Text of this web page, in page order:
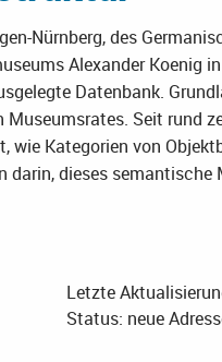
Nürnberg, des
Alexander Koenig
Datenbank.
Seit rund
Kategorien von
dieses semantische
Letzte
Status: neue